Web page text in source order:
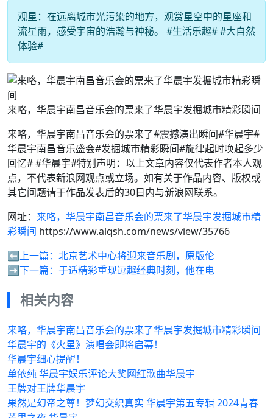
观星：在远离城市光污染的地方，观赏星空中的星座和
流星雨，感受宇宙的浩瀚与神秘。 #生活乐趣# #大自然
体验#
来咯，华晨宇南昌音乐会的票来了华晨宇发掘城市精彩瞬间
来咯，华晨宇南昌音乐会的票来了#震撼演出瞬间#华晨宇#
华晨宇南昌音乐盛会#发掘城市精彩瞬间#旋律起时唤起多少
回忆# #华晨宇#特别声明：以上文章内容仅代表作者本人观
点，不代表新浪网观点或立场。如有关于作品内容、版权或
其它问题请于作品发表后的30日内与新浪网联系。
网址： 来咯，华晨宇南昌音乐会的票来了华晨宇发掘城市精
彩瞬间 https://www.alqsh.com/news/view/35766
⬅️上一篇： 北京艺术中心将迎来音乐剧，原版伦
➡️下一篇： 于适精彩重现逗趣经典时刻，他在电
相关内容
来咯，华晨宇南昌音乐会的票来了华晨宇发掘城市精彩瞬间
华晨宇的《火星》演唱会即将启幕！
华晨宇细心提醒！
单依纯 华晨宇娱乐评论大奖网红歌曲华晨宇
王牌对王牌华晨宇
果然是幻帝之尊！梦幻交织真实 华晨宇第五专辑 2024青春